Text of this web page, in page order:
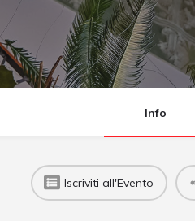
Info
Iscriviti all'Evento